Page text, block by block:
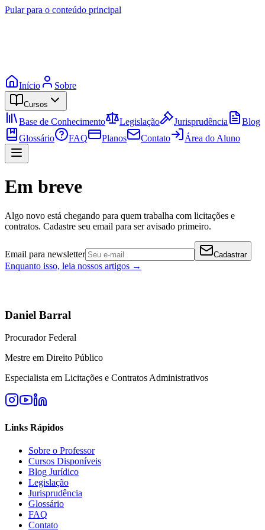
Pular para o conteúdo principal
Início Sobre
Cursos
Base de Conhecimento Legislação Jurisprudência
Blog
Glossário
FAQ Planos Contato Área do Aluno
Em breve
Algo novo está chegando para quem trabalha com licitações e
contratos. Cadastre seu email para ser avisado primeiro.
Email para newsletter Cadastrar
Enquanto isso, leia nossos artigos →
Daniel Barral
Procurador Federal
Mestre em Direito Público
Especialista em Licitações e Contratos Administrativos
Links Rápidos
Sobre o Professor
Cursos Disponíveis
Blog Jurídico
Legislação
Jurisprudência
Glossário
FAQ
Contato